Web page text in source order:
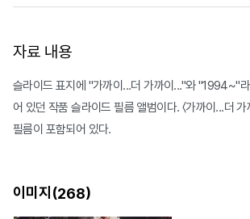
자료 내용
슬라이드 표지에 "가까이...더 가까이..."와 "1994~"
어 있던 작품 슬라이드 필름 앨범이다. 〈가까이...더 가
필름이 포함되어 있다.
이미지(268)